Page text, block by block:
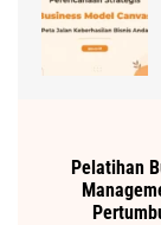
Pelatihan